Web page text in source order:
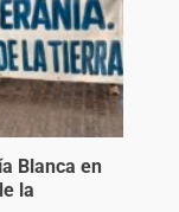
Blanca en
la